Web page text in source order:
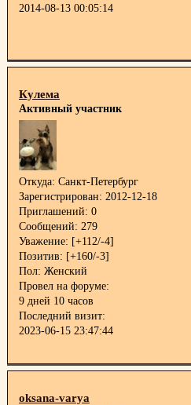
2014-08-13 00:05:14
Кулема
Активный участник
Откуда: Санкт-Петербург
Зарегистрирован: 2012-12-18
Приглашений: 0
Сообщений: 279
Уважение: [+112/-4]
Позитив: [+160/-3]
Пол: Женский
Провел на форуме:
9 дней 10 часов
Последний визит:
2023-06-15 23:47:44
oksana-varya